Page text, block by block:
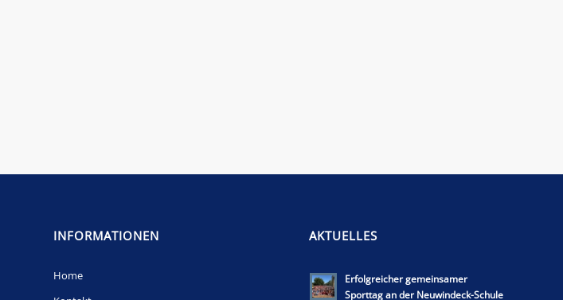
INFORMATIONEN
Home
AKTUELLES
Erfolgreicher gemeinsamer
Sporttag an der Neuwindeck-Schule